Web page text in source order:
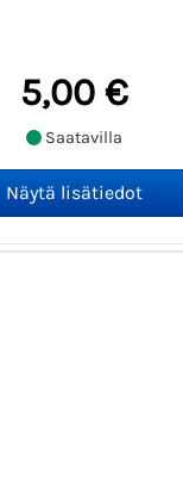
5,00 €
Saatavilla